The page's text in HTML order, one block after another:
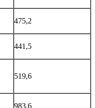
475,2
441,5
519,6
983,6